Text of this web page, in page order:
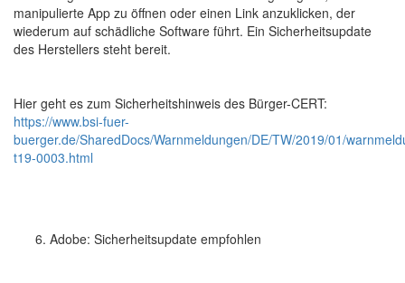
manipulierte App zu öffnen oder einen Link anzuklicken, der
wiederum auf schädliche Software führt. Ein Sicherheitsupdate
des Herstellers steht bereit.
Hier geht es zum Sicherheitshinweis des Bürger-CERT:
https://www.bsi-fuer-
buerger.de/SharedDocs/Warnmeldungen/DE/TW/2019/01/
t19-0003.html
Adobe: Sicherheitsupdate empfohlen